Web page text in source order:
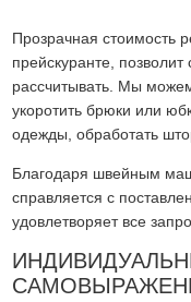
Прозрачная стоимость
прейскуранте,
рассчитывать. Мы
укоротить брюки или
одежды, обработать
Благодаря швейным
справляется с
удовлетворяет все